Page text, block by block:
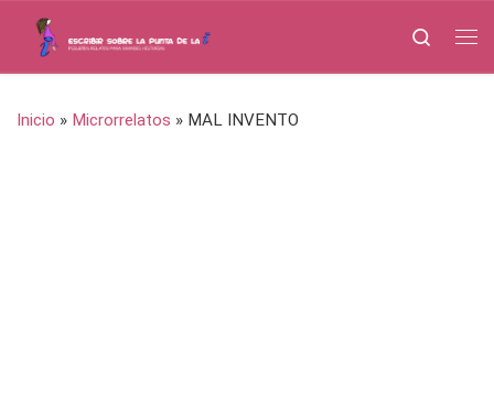
Saltar al contenido
Search
Inicio » Microrrelatos » MAL INVENTO